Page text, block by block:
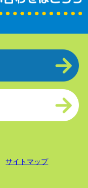
サイトマップ